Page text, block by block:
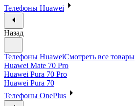
Телефоны Huawei
Назад
Телефоны HuaweiСмотреть все товары
Huawei Mate 70 Pro
Huawei Pura 70 Pro
Huawei Pura 70
Телефоны OnePlus